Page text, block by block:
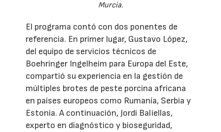
Murcia.
El programa contó con dos ponentes de
referencia. En primer lugar, Gustavo López,
del equipo de servicios técnicos de
Boehringer Ingelheim para Europa del Este,
compartió su experiencia en la gestión de
múltiples brotes de peste porcina africana
en países europeos como Rumanía, Serbia y
Estonia. A continuación, Jordi Baliellas,
experto en diagnóstico y bioseguridad,